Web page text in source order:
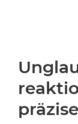
präzise